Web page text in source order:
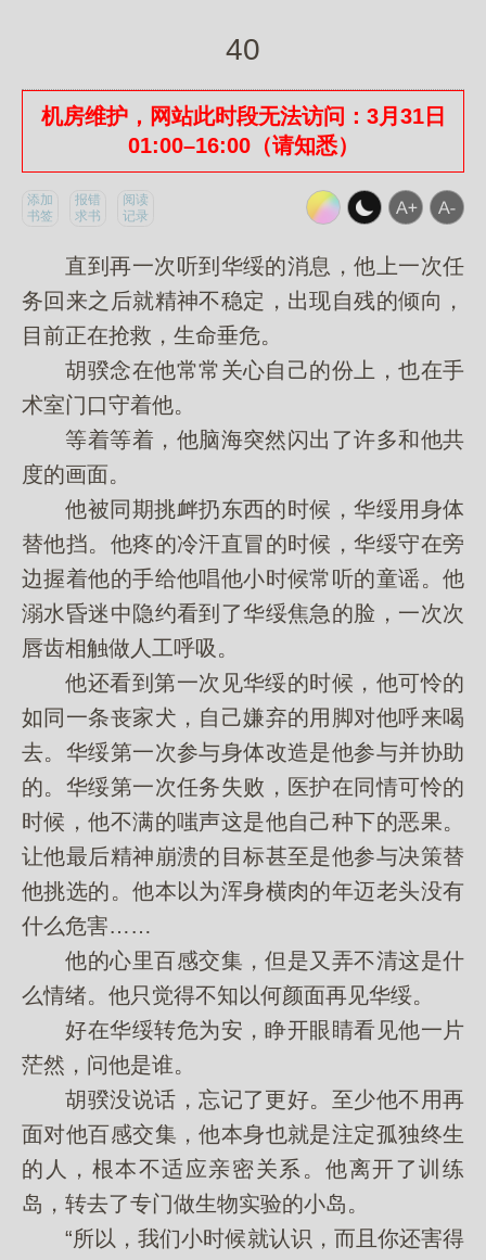
40
机房维护，网站此时段无法访问：3月31日
01:00–16:00（请知悉）
添加
书签
报错
求书
阅读
记录
直到再一次听到华绥的消息，他上一次任
务回来之后就精神不稳定，出现自残的倾向，
目前正在抢救，生命垂危。
胡骙念在他常常关心自己的份上，也在手
术室门口守着他。
等着等着，他脑海突然闪出了许多和他共
度的画面。
他被同期挑衅扔东西的时候，华绥用身体
替他挡。他疼的冷汗直冒的时候，华绥守在旁
边握着他的手给他唱他小时候常听的童谣。他
溺水昏迷中隐约看到了华绥焦急的脸，一次次
唇齿相触做人工呼吸。
他还看到第一次见华绥的时候，他可怜的
如同一条丧家犬，自己嫌弃的用脚对他呼来喝
去。华绥第一次参与身体改造是他参与并协助
的。华绥第一次任务失败，医护在同情可怜的
时候，他不满的嗤声这是他自己种下的恶果。
让他最后精神崩溃的目标甚至是他参与决策替
他挑选的。他本以为浑身横肉的年迈老头没有
什么危害……
他的心里百感交集，但是又弄不清这是什
么情绪。他只觉得不知以何颜面再见华绥。
好在华绥转危为安，睁开眼睛看见他一片
茫然，问他是谁。
胡骙没说话，忘记了更好。至少他不用再
面对他百感交集，他本身也就是注定孤独终生
的人，根本不适应亲密关系。他离开了训练
岛，转去了专门做生物实验的小岛。
“所以，我们小时候就认识，而且你还害得